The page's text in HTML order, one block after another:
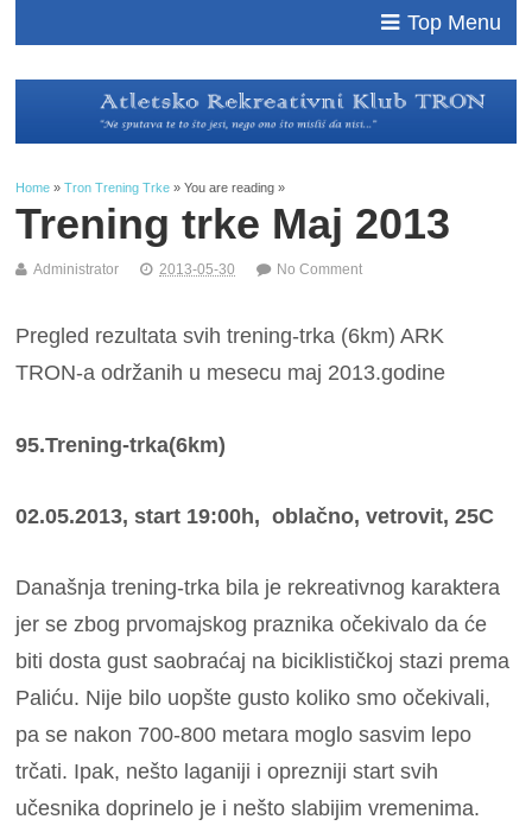
Top Menu
Home »Tron Trening Trke » You are reading »
Trening trke Maj 2013
Administrator 2013-05-30 No Comment
Pregled rezultata svih trening-trka (6km) ARK
TRON-a održanih u mesecu maj 2013.godine
95.Trening-trka(6km)
02.05.2013, start 19:00h, oblačno, vetrovit, 25C
Današnja trening-trka bila je rekreativnog karaktera
jer se zbog prvomajskog praznika očekivalo da će
biti dosta gust saobraćaj na biciklističkoj stazi prema
Paliću. Nije bilo uopšte gusto koliko smo očekivali,
pa se nakon 700-800 metara moglo sasvim lepo
trčati. Ipak, nešto laganiji i oprezniji start svih
učesnika doprinelo je i nešto slabijim vremenima.